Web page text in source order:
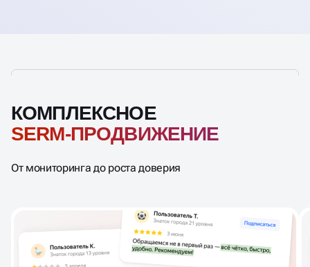
КОМПЛЕКСНОЕ
SERM-ПРОДВИЖЕНИЕ
От мониторинга до роста доверия